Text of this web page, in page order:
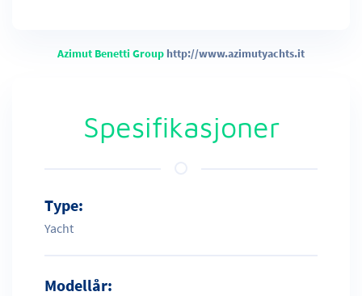
Azimut Benetti Group http://www.azimutyachts.it
Spesifikasjoner
Type:
Yacht
Modellår: